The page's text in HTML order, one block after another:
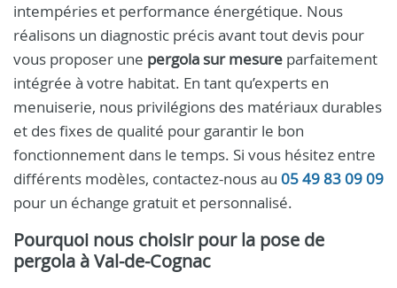
intempéries et performance énergétique. Nous
réalisons un diagnostic précis avant tout devis pour
vous proposer une pergola sur mesure parfaitement
intégrée à votre habitat. En tant qu’experts en
menuiserie, nous privilégions des matériaux durables
et des fixes de qualité pour garantir le bon
fonctionnement dans le temps. Si vous hésitez entre
différents modèles, contactez-nous au 05 49 83 09 09
pour un échange gratuit et personnalisé.
Pourquoi nous choisir pour la pose de
pergola à Val-de-Cognac